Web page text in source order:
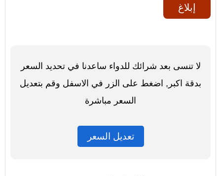
إبلاغ
لا تنسى بعد شرائك للدواء ساعدنا في تحديد السعر
بدقة اكبر, اضغط على الزر في الاسفل وقم بتعديل
السعر مباشرة
تعديل السعر